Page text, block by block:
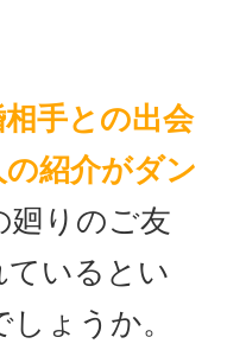
手との出会
紹介がダン
廻りのご友
ているとい
ょうか。